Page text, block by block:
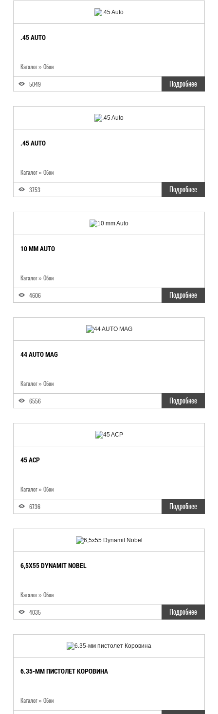
.45 AUTO
Каталог» Обои
5049 Подробнее
.45 AUTO
Каталог» Обои
3753 Подробнее
10 MM AUTO
Каталог» Обои
4606 Подробнее
44 AUTO MAG
Каталог» Обои
6556 Подробнее
45 ACP
Каталог» Обои
6736 Подробнее
6,5X55 DYNAMIT NOBEL
Каталог» Обои
4035 Подробнее
6.35-ММ ПИСТОЛЕТ КОРОВИНА
Каталог» Обои